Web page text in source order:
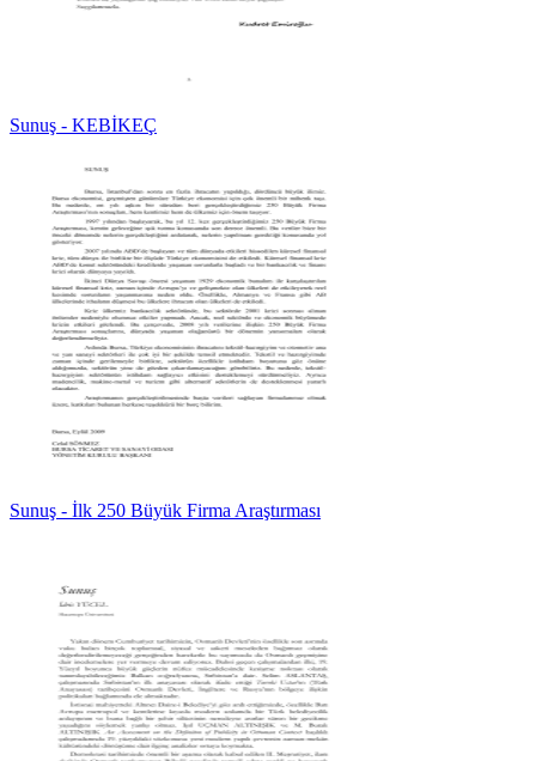
Sunuş - KEBİKEÇ
Sunuş - İlk 250 Büyük Firma Araştırması